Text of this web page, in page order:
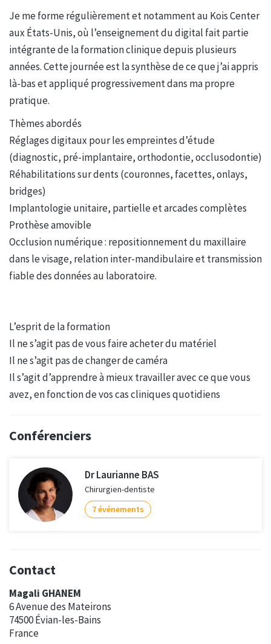
Je me forme régulièrement et notamment au Kois Center
aux États-Unis, où l’enseignement du digital fait partie
intégrante de la formation clinique depuis plusieurs
années. Cette journée est la synthèse de ce que j’ai appris
là-bas et appliqué progressivement dans ma propre
pratique.
Thèmes abordés
Réglages digitaux pour les empreintes d’étude
(diagnostic, pré-implantaire, orthodontie, occlusodontie)
Réhabilitations sur dents (couronnes, facettes, onlays,
bridges)
Implantologie unitaire, partielle et arcades complètes
Prothèse amovible
Occlusion numérique : repositionnement du maxillaire
dans le visage, relation inter-mandibulaire et transmission
fiable des données au laboratoire.
L’esprit de la formation
Il ne s’agit pas de vous faire acheter du matériel
Il ne s’agit pas de changer de caméra
Il s’agit d’apprendre à mieux travailler avec ce que vous
avez, en fonction de vos cas cliniques quotidiens
Conférenciers
Dr Laurianne BAS
Chirurgien-dentiste
7 événements
Contact
Magali GHANEM
6 Avenue des Mateirons
74500 Évian-les-Bains
France